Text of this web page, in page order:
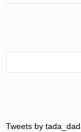
Tweets by